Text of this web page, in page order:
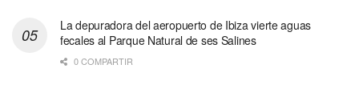
La depuradora del aeropuerto de Ibiza vierte aguas
fecales al Parque Natural de ses Salines
0 COMPARTIR